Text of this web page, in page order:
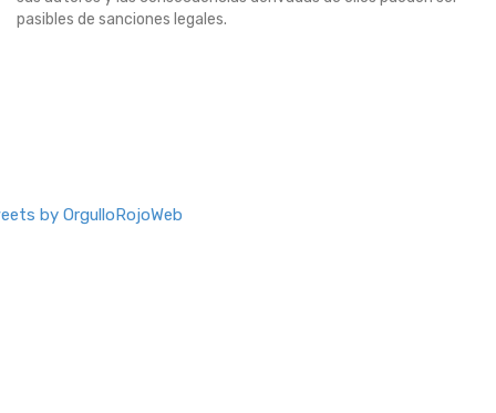
pasibles de sanciones legales.
by OrgulloRojoWeb